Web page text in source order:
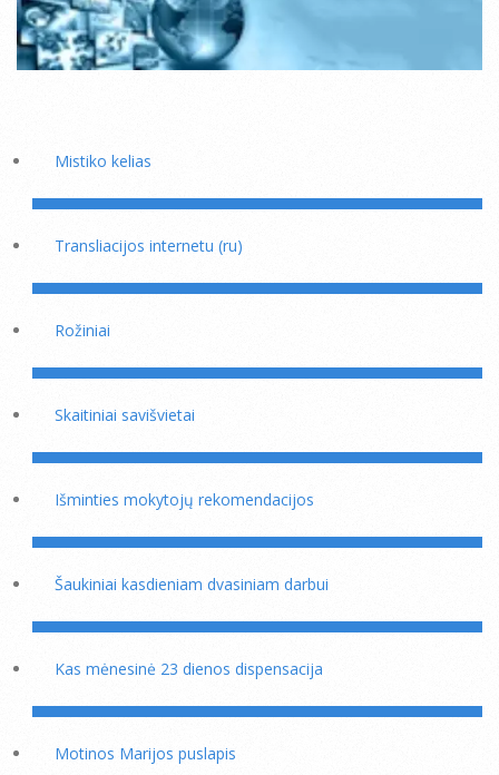
Mistiko kelias
Transliacijos internetu (ru)
Rožiniai
Skaitiniai savišvietai
Išminties mokytojų rekomendacijos
Šaukiniai kasdieniam dvasiniam darbui
Kas mėnesinė 23 dienos dispensacija
Motinos Marijos puslapis